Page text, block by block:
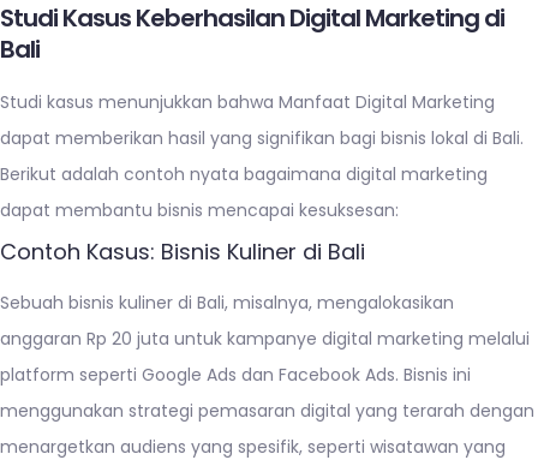
Studi Kasus Keberhasilan Digital Marketing di
Bali
Studi kasus menunjukkan bahwa Manfaat Digital Marketing
dapat memberikan hasil yang signifikan bagi bisnis lokal di Bali.
Berikut adalah contoh nyata bagaimana digital marketing
dapat membantu bisnis mencapai kesuksesan:
Contoh Kasus: Bisnis Kuliner di Bali
Sebuah bisnis kuliner di Bali, misalnya, mengalokasikan
anggaran Rp 20 juta untuk kampanye digital marketing melalui
platform seperti Google Ads dan Facebook Ads. Bisnis ini
menggunakan strategi pemasaran digital yang terarah dengan
menargetkan audiens yang spesifik, seperti wisatawan yang